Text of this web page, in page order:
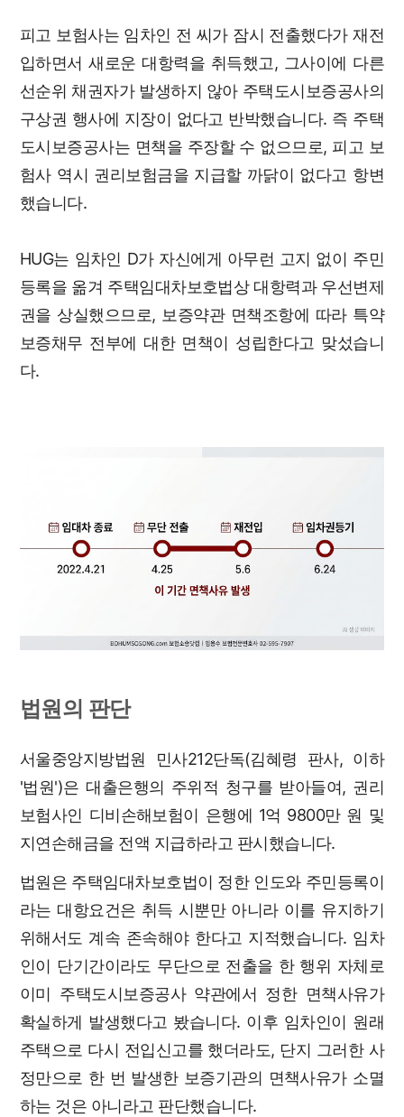
피고 보험사는 임차인 전 씨가 잠시 전출했다가 재전
입하면서 새로운 대항력을 취득했고, 그사이에 다른
선순위 채권자가 발생하지 않아 주택도시보증공사의
구상권 행사에 지장이 없다고 반박했습니다. 즉 주택
도시보증공사는 면책을 주장할 수 없으므로, 피고 보
험사 역시 권리보험금을 지급할 까닭이 없다고 항변
했습니다.
HUG는 임차인 D가 자신에게 아무런 고지 없이 주민
등록을 옮겨 주택임대차보호법상 대항력과 우선변제
권을 상실했으므로, 보증약관 면책조항에 따라 특약
보증채무 전부에 대한 면책이 성립한다고 맞섰습니
다.
법원의 판단
서울중앙지방법원 민사212단독(김혜령 판사, 이하
'법원')은 대출은행의 주위적 청구를 받아들여, 권리
보험사인 디비손해보험이 은행에 1억 9800만 원 및
지연손해금을 전액 지급하라고 판시했습니다.
법원은 주택임대차보호법이 정한 인도와 주민등록이
라는 대항요건은 취득 시뿐만 아니라 이를 유지하기
위해서도 계속 존속해야 한다고 지적했습니다. 임차
인이 단기간이라도 무단으로 전출을 한 행위 자체로
이미 주택도시보증공사 약관에서 정한 면책사유가
확실하게 발생했다고 봤습니다. 이후 임차인이 원래
주택으로 다시 전입신고를 했더라도, 단지 그러한 사
정만으로 한 번 발생한 보증기관의 면책사유가 소멸
하는 것은 아니라고 판단했습니다.